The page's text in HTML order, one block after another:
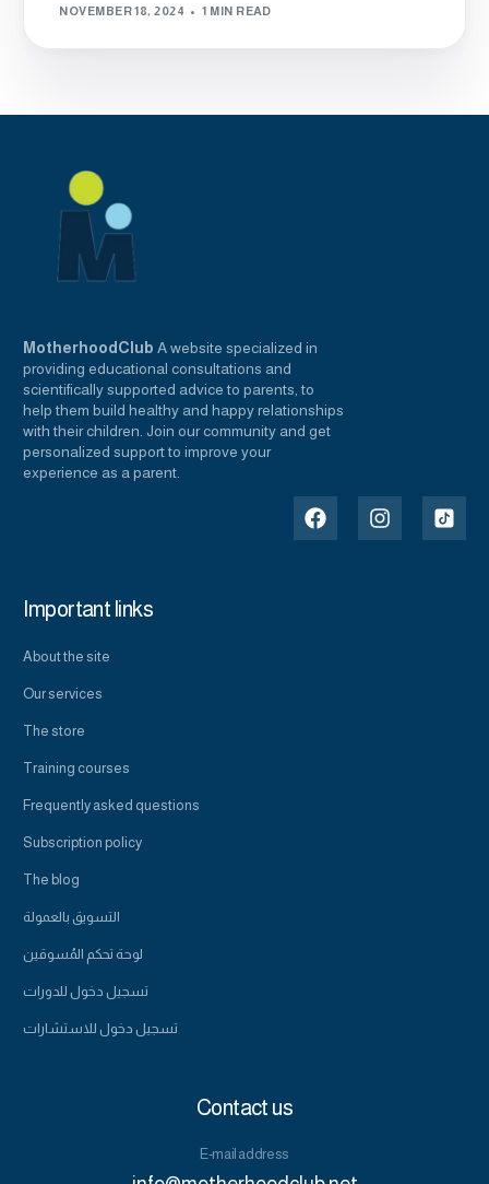
NOVEMBER 18, 2024 1 MIN READ
MotherhoodClub A website specialized in
providing educational consultations and
scientifically supported advice to parents, to
help them build healthy and happy relationships
with their children. Join our community and get
personalized support to improve your
experience as a parent.
Important links
About the site
Our services
The store
Training courses
Frequently asked questions
Subscription policy
The blog
التسويق بالعمولة
لوحة تحكم المُسوقين
تسجيل دخول للدورات
تسجيل دخول للاستشارات
Contact us
E-mail address